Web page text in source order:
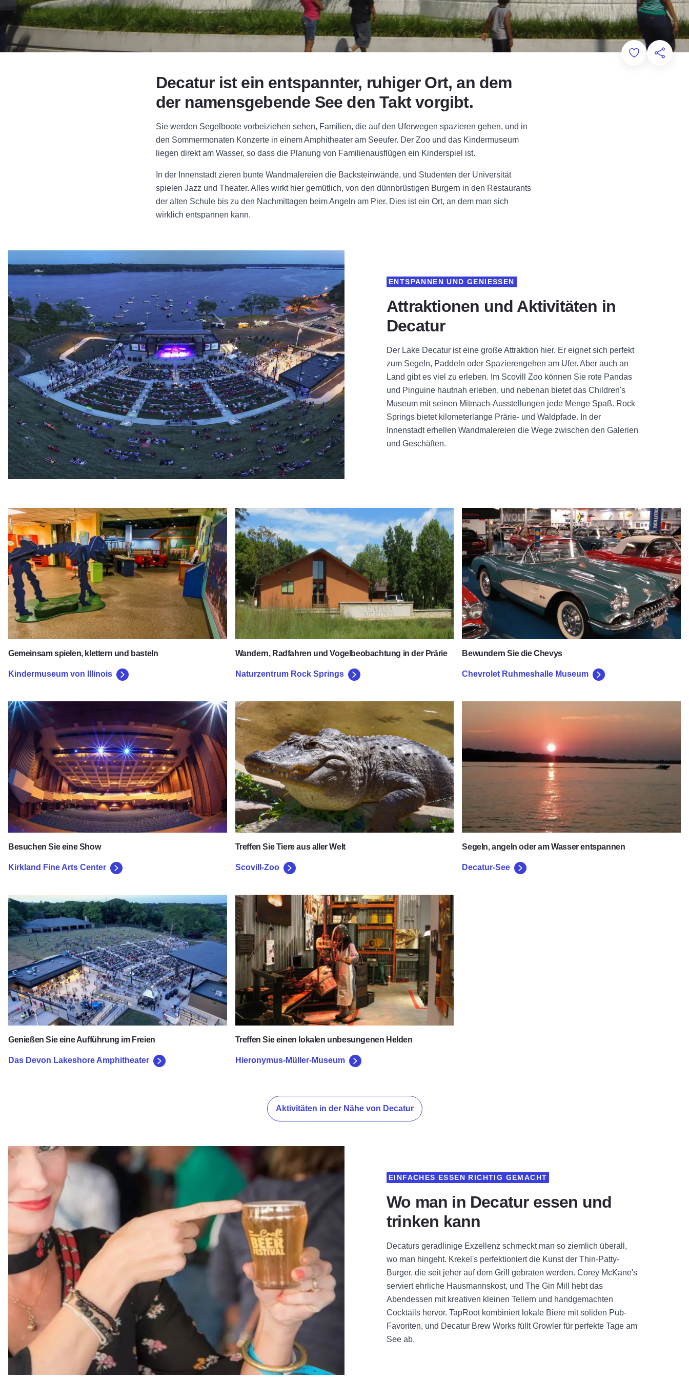
Add toDiese
Decatur ist ein entspannter, ruhiger Ort, an dem
der namensgebende See den Takt vorgibt.
Sie werden Segelboote vorbeiziehen sehen, Familien, die auf den Uferwegen spazieren gehen, und in
den Sommermonaten Konzerte in einem Amphitheater am Seeufer. Der Zoo und das Kindermuseum
liegen direkt am Wasser, so dass die Planung von Familienausflügen ein Kinderspiel ist.
In der Innenstadt zieren bunte Wandmalereien die Backsteinwände, und Studenten der Universität
spielen Jazz und Theater. Alles wirkt hier gemütlich, von den dünnbrüstigen Burgern in den Restaurants
der alten Schule bis zu den Nachmittagen beim Angeln am Pier. Dies ist ein Ort, an dem man sich
wirklich entspannen kann.
Attraktionen und Aktivitäten in
Decatur
ENTSPANNEN UND GENIESSEN
Der Lake Decatur ist eine große Attraktion hier. Er eignet sich perfekt
zum Segeln, Paddeln oder Spazierengehen am Ufer. Aber auch an
Land gibt es viel zu erleben. Im Scovill Zoo können Sie rote Pandas
und Pinguine hautnah erleben, und nebenan bietet das Children's
Museum mit seinen Mitmach-Ausstellungen jede Menge Spaß. Rock
Springs bietet kilometerlange Prärie- und Waldpfade. In der
Innenstadt erhellen Wandmalereien die Wege zwischen den Galerien
und Geschäften.
Gemeinsam spielen, klettern und basteln
Kindermuseum von Illinois
Kindermuseum von Illinois
Wandern, Radfahren und Vogelbeobachtung in der Prärie
Naturzentrum Rock Springs
Naturzentrum Rock Springs
Bewundern Sie die Chevys
Chevrolet Ruhmeshalle Museum
Chevrolet Ruhmeshalle Museum
Besuchen Sie eine Show
Kirkland Fine Arts Center
Kirkland Fine Arts Center
Treffen Sie Tiere aus aller Welt
Scovill-Zoo
Scovill-Zoo
Segeln, angeln oder am Wasser entspannen
Decatur-See
Genießen Sie eine Aufführung im Freien
Das Devon Lakeshore Amphitheater
Das Devon Lakeshore Amphitheater
Treffen Sie einen lokalen unbesungenen Helden
Hieronymus-Müller-Museum
Hieronymus-Müller-Museum
Aktivitäten in der Nähe von Decatur
Wo man in Decatur essen und
trinken kann
EINFACHES ESSEN RICHTIG GEMACHT
Decaturs geradlinige Exzellenz schmeckt man so ziemlich überall,
wo man hingeht. Krekel's perfektioniert die Kunst der Thin-Patty-
Burger, die seit jeher auf dem Grill gebraten werden. Corey McKane's
serviert ehrliche Hausmannskost, und The Gin Mill hebt das
Abendessen mit kreativen kleinen Tellern und handgemachten
Cocktails hervor. TapRoot kombiniert lokale Biere mit soliden Pub-
Favoriten, und Decatur Brew Works füllt Growler für perfekte Tage am
See ab.